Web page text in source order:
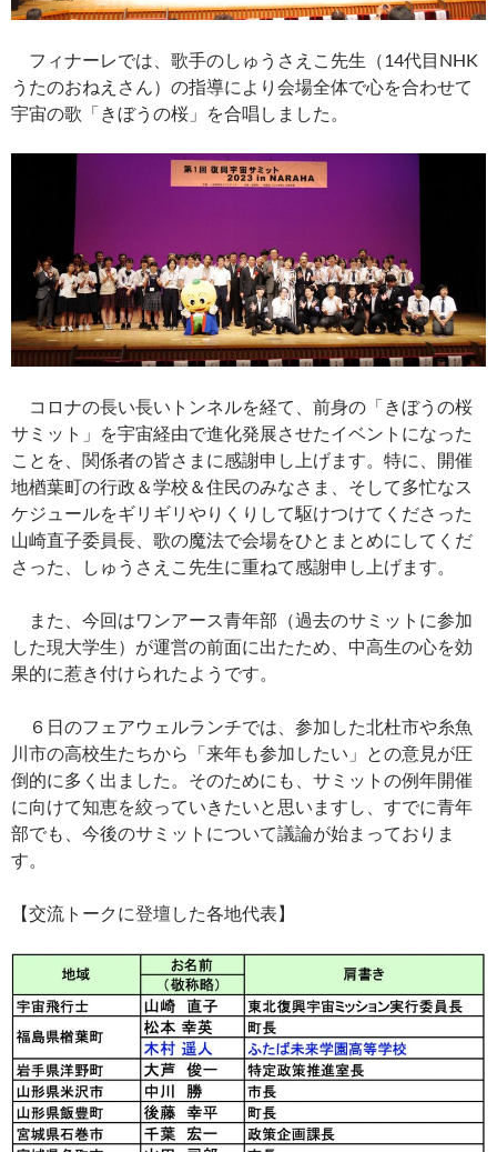
フィナーレでは、歌手のしゅうさえこ先生（14代目NHK
うたのおねえさん）の指導により会場全体で心を合わせて
宇宙の歌「きぼうの桜」を合唱しました。
コロナの長い長いトンネルを経て、前身の「きぼうの桜
サミット」を宇宙経由で進化発展させたイベントになった
ことを、関係者の皆さまに感謝申し上げます。特に、開催
地楢葉町の行政＆学校＆住民のみなさま、そして多忙なス
ケジュールをギリギリやりくりして駆けつけてくださった
山崎直子委員長、歌の魔法で会場をひとまとめにしてくだ
さった、しゅうさえこ先生に重ねて感謝申し上げます。
また、今回はワンアース青年部（過去のサミットに参加
した現大学生）が運営の前面に出たため、中高生の心を効
果的に惹き付けられたようです。
６日のフェアウェルランチでは、参加した北杜市や糸魚
川市の高校生たちから「来年も参加したい」との意見が圧
倒的に多く出ました。そのためにも、サミットの例年開催
に向けて知恵を絞っていきたいと思いますし、すでに青年
部でも、今後のサミットについて議論が始まっておりま
す。
【交流トークに登壇した各地代表】